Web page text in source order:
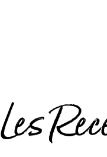
Les